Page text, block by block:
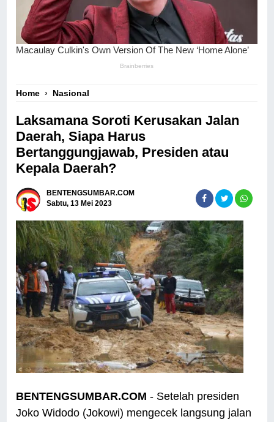
Home › Nasional
Laksamana Soroti Kerusakan Jalan
Daerah, Siapa Harus
Bertanggungjawab, Presiden atau
Kepala Daerah?
BENTENGSUMBAR.COM
Sabtu, 13 Mei 2023
BENTENGSUMBAR.COM - Setelah presiden
Joko Widodo (Jokowi) mengecek langsung jalan